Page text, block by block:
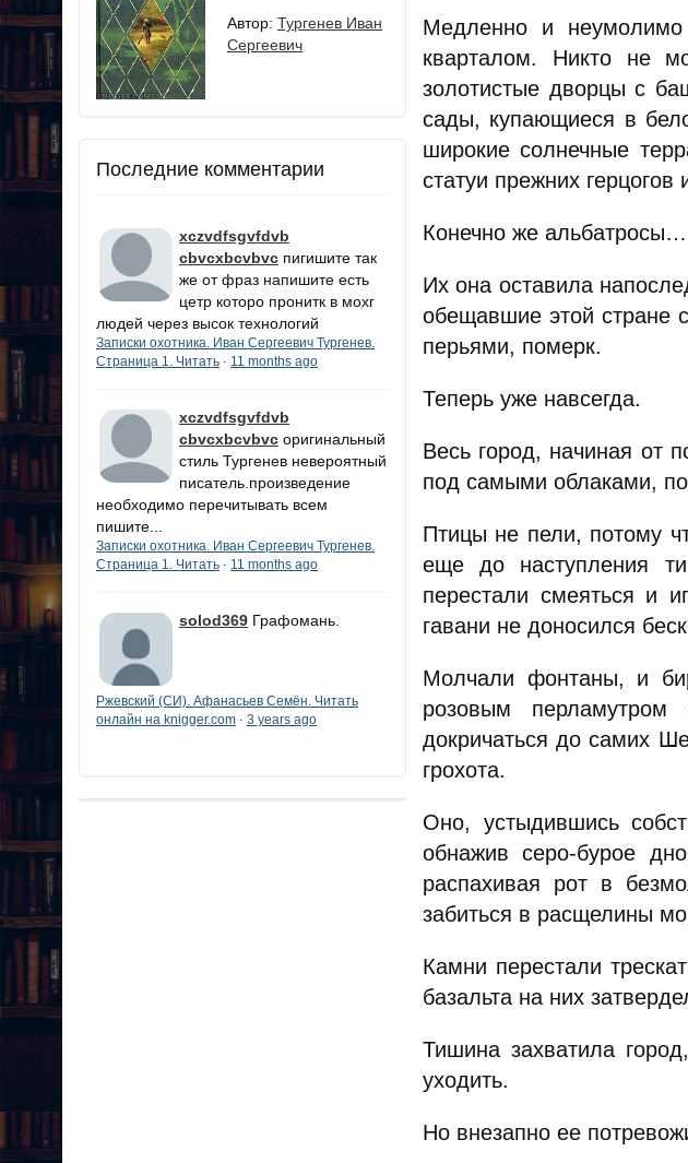
Автор: Тургенев Иван
Сергеевич
Последние комментарии
xczvdfsgvfdvb
cbvcxbcvbvc пигишите так
же от фраз напишите есть
цетр которо пронитк в мохг
людей через высок технологий
Записки охотника. Иван Сергеевич Тургенев.
Страница 1. Читать · 11 months ago
xczvdfsgvfdvb
cbvcxbcvbvc оригинальный
стиль Тургенев невероятный
писатель.произведение
необходимо перечитывать всем
пишите...
Записки охотника. Иван Сергеевич Тургенев.
Страница 1. Читать · 11 months ago
solod369 Графомань.
Ржевский (СИ). Афанасьев Семён. Читать
онлайн на knigger.com · 3 years ago
Медленно и
кварталом. Никто не
золотистые дворцы с
сады, купающиеся в
широкие солнечные
статуи прежних
Конечно же альбатросы…
Их она оставила
обещавшие этой стране
перьями, померк.
Теперь уже навсегда.
Весь город, начиная от
под самыми облаками,
Птицы не пели, потому
еще до наступления
перестали смеяться и
гавани не доносился
Молчали фонтаны, и
розовым
докричаться до самих
грохота.
Оно, устыдившись
обнажив серо-бурое
распахивая рот в
забиться в расщелины
Камни перестали
базальта на них
Тишина захватила
уходить.
Но внезапно ее